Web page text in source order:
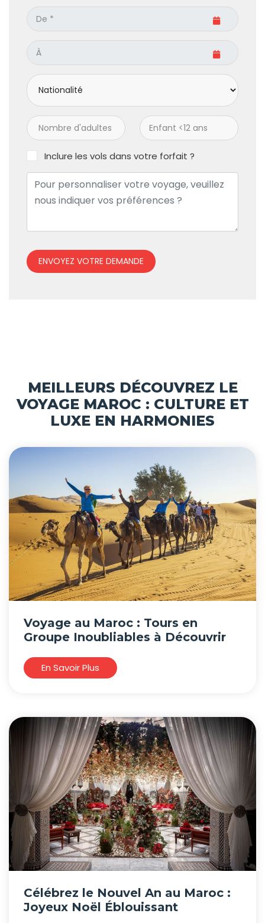
Inclure les vols dans votre forfait ?
ENVOYEZ VOTRE DEMANDE
MEILLEURS DÉCOUVREZ LE
VOYAGE MAROC : CULTURE ET
LUXE EN HARMONIES
Voyage au Maroc : Tours en
Groupe Inoubliables à Découvrir
En Savoir Plus
Célébrez le Nouvel An au Maroc :
Joyeux Noël Éblouissant